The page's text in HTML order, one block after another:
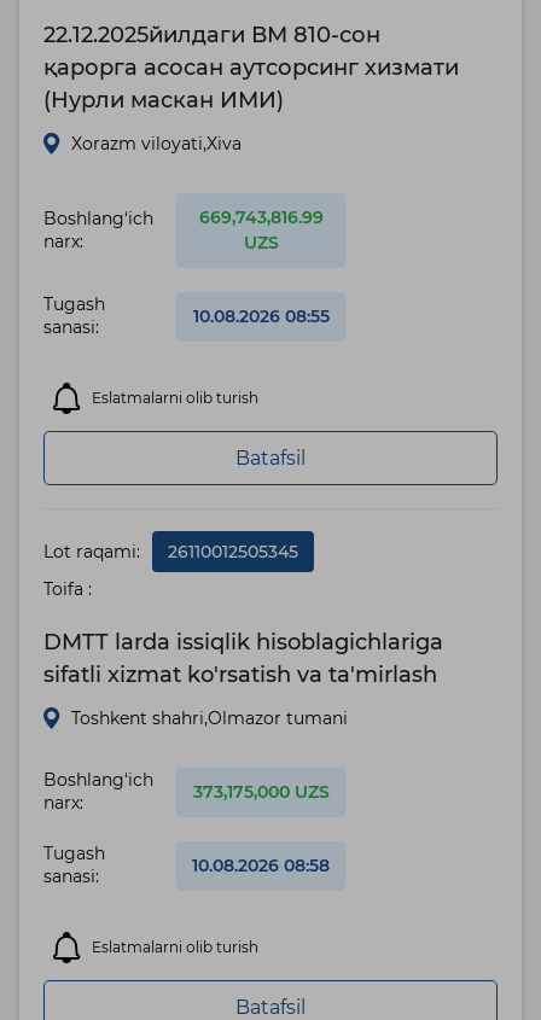
22.12.2025йилдаги ВМ 810-сон
қарорга асосан аутсорсинг хизмати
(Нурли маскан ИМИ)
Xorazm viloyati,Xiva
Boshlang‘ich
narx:
669,743,816.99
UZS
Tugash
sanasi:
10.08.2026 08:55
Eslatmalarni olib turish
Batafsil
Lot raqami:
26110012505345
Toifa :
DMTT larda issiqlik hisoblagichlariga
sifatli xizmat ko'rsatish va ta'mirlash
Toshkent shahri,Olmazor tumani
Boshlang‘ich
narx:
373,175,000 UZS
Tugash
sanasi:
10.08.2026 08:58
Eslatmalarni olib turish
Batafsil